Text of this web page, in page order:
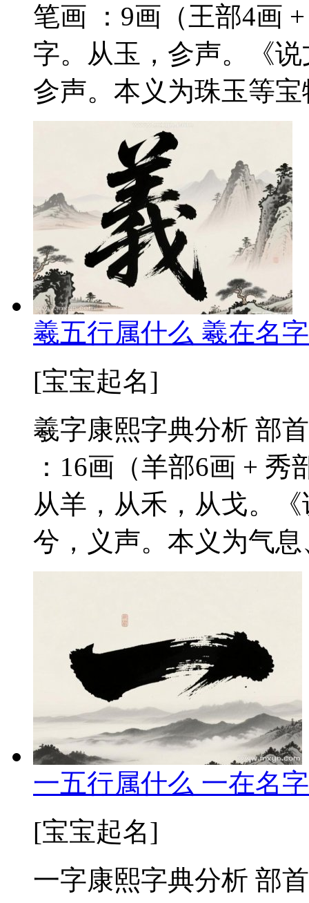
笔画 ：9画（王部4画
字。从玉，㐱声。《
㐱声。本义为珠玉等
羲五行属什么 羲在名
[宝宝起名]
羲字康熙字典分析 部
：16画（羊部6画 +
从羊，从禾，从戈。
兮，义声。本义为气
一五行属什么 一在名
[宝宝起名]
一字康熙字典分析 部